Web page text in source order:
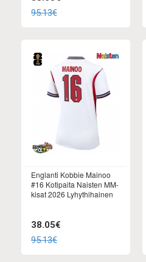
95.13€
Englanti Kobbie Mainoo
#16 Kotipaita Naisten MM-
kisat 2026 Lyhythihainen
38.05€
95.13€